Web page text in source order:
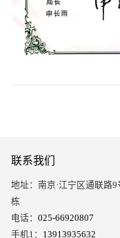
联系我们
地址：南京·江宁区通联路9
栋
电话： 025-66920807
手机1： 13913935632